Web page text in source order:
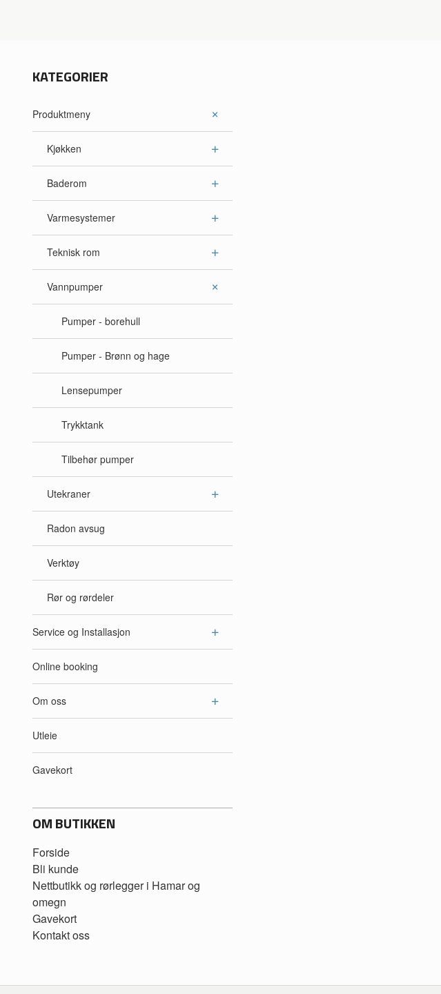
KATEGORIER
Produktmeny
Kjøkken
Baderom
Varmesystemer
Teknisk rom
Vannpumper
Pumper - borehull
Pumper - Brønn og hage
Lensepumper
Trykktank
Tilbehør pumper
Utekraner
Radon avsug
Verktøy
Rør og rørdeler
Service og Installasjon
Online booking
Om oss
Utleie
Gavekort
OM BUTIKKEN
Forside
Bli kunde
Nettbutikk og rørlegger i Hamar og
omegn
Gavekort
Kontakt oss